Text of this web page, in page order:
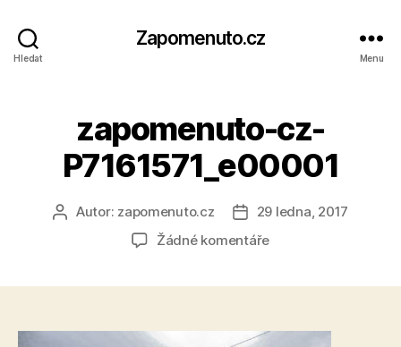
Hledat
Zapomenuto.cz
Menu
zapomenuto-cz-
P7161571_e00001
AutorAutor: zapomenuto.cz
Datum
příspěvku
29 ledna, 2017
Žádné komentářeu
cz-